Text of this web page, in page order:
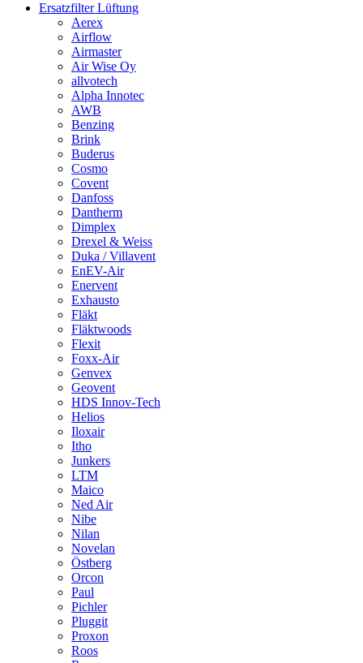
Ersatzfilter Lüftung
Aerex
Airflow
Airmaster
Air Wise Oy
allvotech
Alpha Innotec
AWB
Benzing
Brink
Buderus
Cosmo
Covent
Danfoss
Dantherm
Dimplex
Drexel & Weiss
Duka / Villavent
EnEV-Air
Enervent
Exhausto
Fläkt
Fläktwoods
Flexit
Foxx-Air
Genvex
Geovent
HDS Innov-Tech
Helios
Iloxair
Itho
Junkers
LTM
Maico
Ned Air
Nibe
Nilan
Novelan
Östberg
Orcon
Paul
Pichler
Pluggit
Proxon
Roos